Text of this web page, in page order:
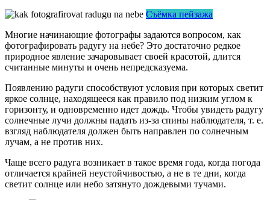
Съёмка пейзажа
Многие начинающие фотографы задаются вопросом, как
фотографировать радугу на небе? Это достаточно редкое
природное явление зачаровывает своей красотой, длится
считанные минуты и очень непредсказуема.
Появлению радуги способствуют условия при которых светит
яркое солнце, находящееся как правило под низким углом к
горизонту, и одновременно идет дождь. Чтобы увидеть радугу
солнечные лучи должны падать из-за спины наблюдателя, т. е.
взгляд наблюдателя должен быть направлен по солнечным
лучам, а не против них.
Чаще всего радуга возникает в такое время года, когда погода
отличается крайней неустойчивостью, а не в те дни, когда
светит солнце или небо затянуто дождевыми тучами.